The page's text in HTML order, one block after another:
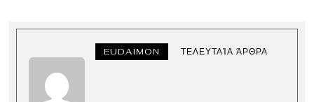
EUDAIMON ΤΕΛΕΥΤΑΊΑ ΆΡΘΡΑ